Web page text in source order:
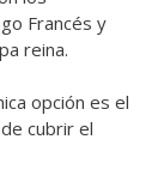
Francés y
reina.
opción es el
cubrir el